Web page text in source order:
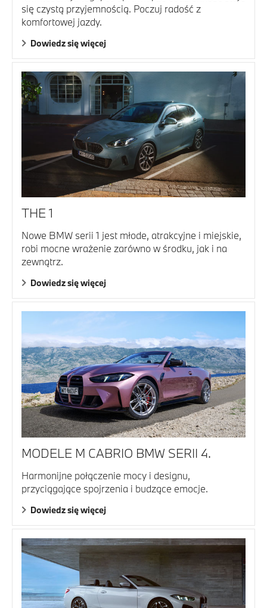
się czystą przyjemnością. Poczuj radość z
komfortowej jazdy.
Dowiedz się więcej
THE 1
Nowe BMW serii 1 jest młode, atrakcyjne i miejskie,
robi mocne wrażenie zarówno w środku, jak i na
zewnątrz.
Dowiedz się więcej
MODELE M CABRIO BMW SERII 4.
Harmonijne połączenie mocy i designu,
przyciągające spojrzenia i budzące emocje.
Dowiedz się więcej